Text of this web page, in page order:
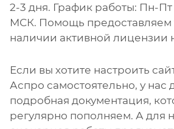
2-3 дня. График работы: Пн-Пт
МСК. Помощь предоставляем
наличии активной лицензии
Если вы хотите настроить
Аспро самостоятельно, у нас
подробная документация,
регулярно пополняем. А для